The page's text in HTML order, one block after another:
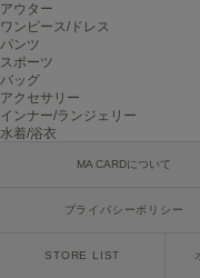
SESAME STREET MARKET
セサミストリートマーケット
SHAKA
シャカ
Sneakers by emmi
Snow Peak
スノーピーク
アウター
ワンピース/ドレス
パンツ
スポーツ
バッグ
アクセサリー
インナー/ランジェリー
水着/浴衣
MA CARDについて
プライバシーポリシー
STORE LIST